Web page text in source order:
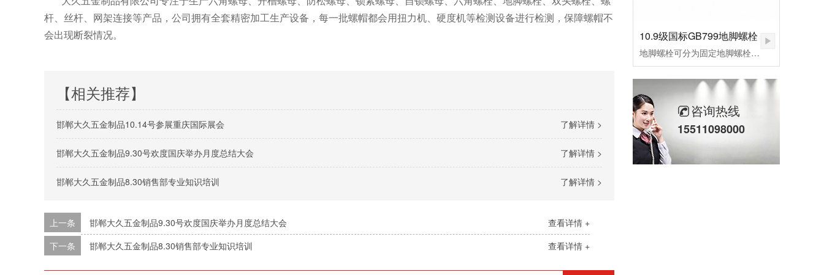
杆、丝杆、网架连接等产品，公司拥有全套精密加工生产设备，每一批螺帽都会用扭力机、硬度机等检测设备进行检测，保障螺帽不
会出现断裂情况。
【相关推荐】
了解详情 >
邯郸大久五金制品10.14号参展重庆国际展会
了解详情 >
邯郸大久五金制品9.30号欢度国庆举办月度总结大会
了解详情 >
邯郸大久五金制品8.30销售部专业知识培训
查看详情 +
上一条
邯郸大久五金制品9.30号欢度国庆举办月度总结大会
查看详情 +
下一条 邯郸大久五金制品8.30销售部专业知识培训
10.9级国标GB799地脚螺栓
地脚螺栓可分为固定地脚螺栓、活动地脚螺栓，胀锚地脚螺栓，和粘接地脚螺栓，其中根据外形不同，L型预埋螺栓，9字预埋螺栓，焊接预埋螺栓，地板预埋螺栓。应用行业：适用于各种设备固定、钢结构基础预埋件、路灯、交通指示牌、泵、锅炉安装、重型设备预埋固定等。
咨询热线
15511098000